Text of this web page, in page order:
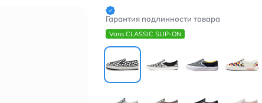
Гарантия подлинности товара
Vans CLASSIC SLIP-ON